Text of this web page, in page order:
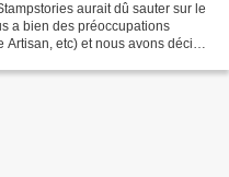
aurait dû sauter sur le
a bien des préoccupations
etc) et nous avons décidé